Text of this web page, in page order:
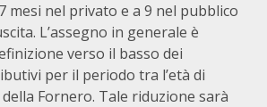
mesi nel privato e a 9 nel pubblico
L’assegno in generale è
verso il basso dei
per il periodo tra l’età di
Fornero. Tale riduzione sarà